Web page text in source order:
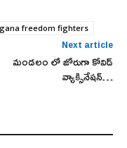
freedom fighters
Next article
మండలం లో జోరుగా కోవిడ్
వ్యాక్సినేషన్…